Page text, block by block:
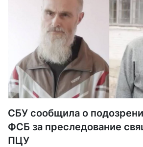
СБУ сообщила о
ФСБ за преследование
ПЦУ